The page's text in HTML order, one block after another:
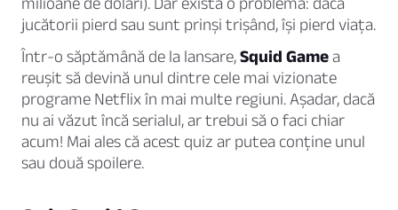
jucătorii pierd sau sunt prinși trișând, își pierd viața.
Într-o săptămână de la lansare,Squid Gamea
reușit să devină unul dintre cele mai vizionate
programe Netflix în mai multe regiuni. Așadar, dacă
nu ai văzut încă serialul, ar trebui să o faci chiar
acum! Mai ales că acest quiz ar putea conține unul
sau două spoilere.